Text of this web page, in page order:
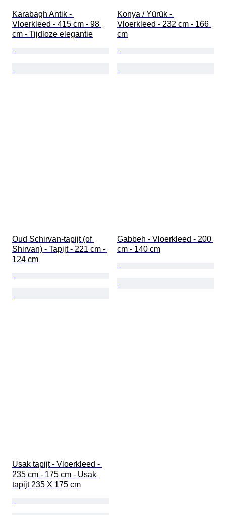
Karabagh Antik -
Vloerkleed - 415 cm - 98
cm - Tijdloze elegantie
Konya / Yürük -
Vloerkleed - 232 cm - 166
cm
Oud Schirvan-tapijt (of
Shirvan) - Tapijt - 221 cm -
124 cm
Gabbeh - Vloerkleed - 200
cm - 140 cm
Usak tapijt - Vloerkleed -
235 cm - 175 cm - Usak
tapijt 235 X 175 cm